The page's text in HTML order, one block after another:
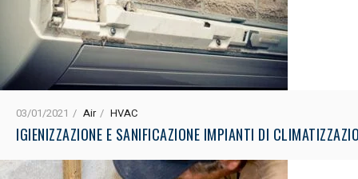
03/01/2021 Air HVAC
IGIENIZZAZIONE E SANIFICAZIONE IMPIANTI DI